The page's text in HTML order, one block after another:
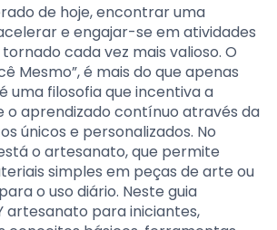
de hoje, encontrar uma
e engajar-se em atividades
cada vez mais valioso. O
Mesmo”, é mais do que apenas
uma filosofia que incentiva a
o aprendizado contínuo através da
únicos e personalizados. No
o artesanato, que permite
simples em peças de arte ou
o uso diário. Neste guia
artesanato para iniciantes,